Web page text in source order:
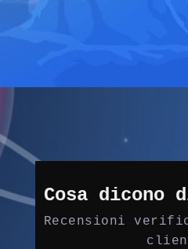
Cosa dicono
Recensioni